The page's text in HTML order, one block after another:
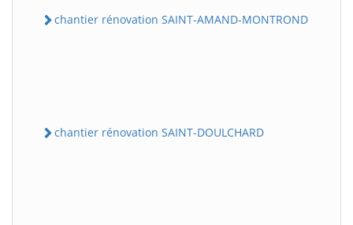
chantier rénovation SAINT-AMAND-MONTROND
chantier rénovation SAINT-DOULCHARD